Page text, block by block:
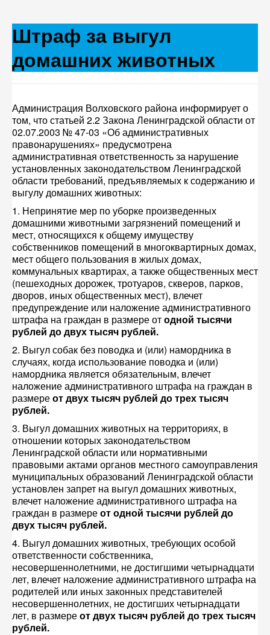
Штраф за выгул
домашних животных
Администрация Волховского района информирует о
том, что статьей 2.2 Закона Ленинградской области от
02.07.2003 № 47-03 «Об административных
правонарушениях» предусмотрена
административная ответственность за нарушение
установленных законодательством Ленинградской
области требований, предъявляемых к содержанию и
выгулу домашних животных:
1. Непринятие мер по уборке произведенных
домашними животными загрязнений помещений и
мест, относящихся к общему имуществу
собственников помещений в многоквартирных домах,
мест общего пользования в жилых домах,
коммунальных квартирах, а также общественных мест
(пешеходных дорожек, тротуаров, скверов, парков,
дворов, иных общественных мест), влечет
предупреждение или наложение административного
штрафа на граждан в размере отодной тысячи
рублей до двух тысяч рублей.
2. Выгул собак без поводка и (или) намордника в
случаях, когда использование поводка и (или)
намордника является обязательным, влечет
наложение административного штрафа на граждан в
размереот двух тысяч рублей до трех тысяч
рублей.
3. Выгул домашних животных на территориях, в
отношении которых законодательством
Ленинградской области или нормативными
правовыми актами органов местного самоуправления
муниципальных образований Ленинградской области
установлен запрет на выгул домашних животных,
влечет наложение административного штрафа на
граждан в размереот одной тысячи рублей до
двух тысяч рублей.
4. Выгул домашних животных, требующих особой
ответственности собственника,
несовершеннолетними, не достигшими четырнадцати
лет, влечет наложение административного штрафа на
родителей или иных законных представителей
несовершеннолетних, не достигших четырнадцати
лет, в размереот двух тысяч рублей до трех тысяч
рублей.